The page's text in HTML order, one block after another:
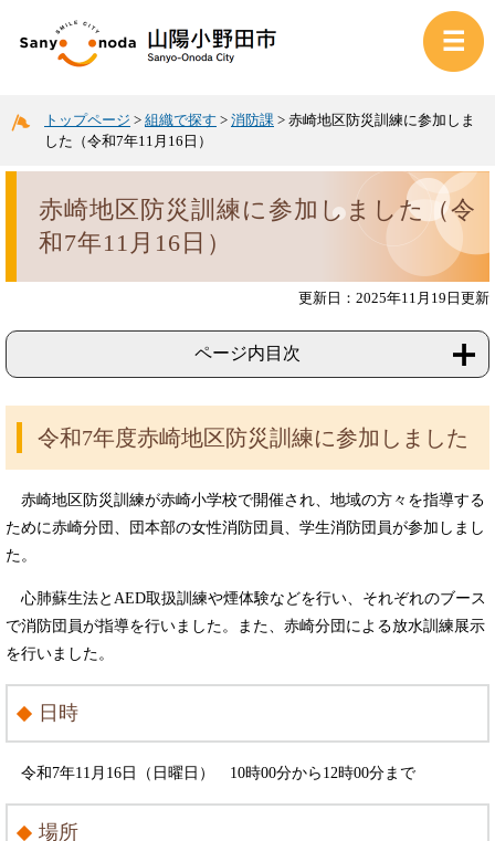
トップページ > 組織で探す > 消防課 > 赤崎地区防災訓練に参加しま
した（令和7年11月16日）
赤崎地区防災訓練に参加しました（令
和7年11月16日）
更新日：2025年11月19日更新
ページ内目次
令和7年度赤崎地区防災訓練に参加しました
赤崎地区防災訓練が赤崎小学校で開催され、地域の方々を指導する
ために赤崎分団、団本部の女性消防団員、学生消防団員が参加しまし
た。
心肺蘇生法とAED取扱訓練や煙体験などを行い、それぞれのブース
で消防団員が指導を行いました。また、赤崎分団による放水訓練展示
を行いました。
日時
令和7年11月16日（日曜日） 10時00分から12時00分まで
場所